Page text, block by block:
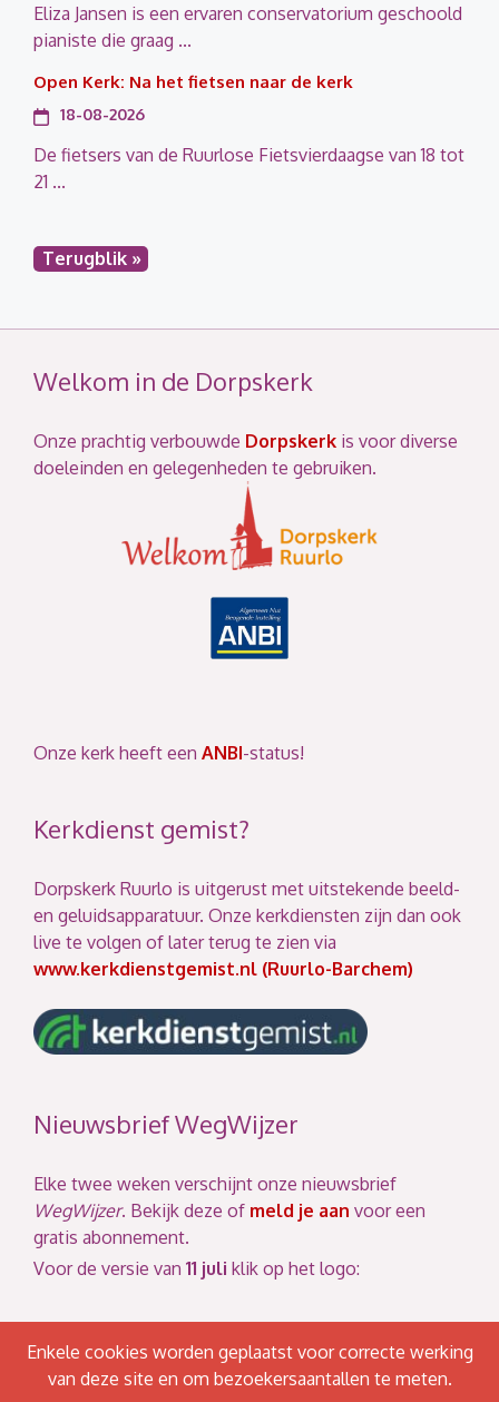
Eliza Jansen is een ervaren conservatorium geschoold
pianiste die graag ...
Open Kerk: Na het fietsen naar de kerk
18-08-2026
De fietsers van de Ruurlose Fietsvierdaagse van 18 tot
21 ...
Terugblik »
Welkom in de Dorpskerk
Onze prachtig verbouwde Dorpskerk is voor diverse
doeleinden en gelegenheden te gebruiken.
Onze kerk heeft een ANBI-status!
Kerkdienst gemist?
Dorpskerk Ruurlo is uitgerust met uitstekende beeld-
en geluidsapparatuur. Onze kerkdiensten zijn dan ook
live te volgen of later terug te zien via
www.kerkdienstgemist.nl (Ruurlo-Barchem)
Nieuwsbrief WegWijzer
Elke twee weken verschijnt onze nieuwsbrief
WegWijzer. Bekijk deze of meld je aan voor een
gratis abonnement.
Voor de versie van 11 juli klik op het logo:
Enkele cookies worden geplaatst voor correcte werking
van deze site en om bezoekersaantallen te meten.